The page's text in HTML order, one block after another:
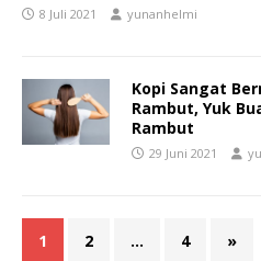
8 Juli 2021 yunanhelmi
Kopi Sangat
Rambut, Yuk
Rambut
29 Juni 2021
1 2 … 4 »